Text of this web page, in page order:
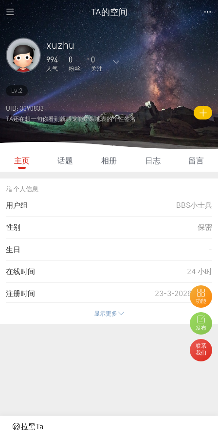
拉黑Ta
TA的空间
功能
发布
联系
我们
xuzhu
994
人气
0
粉丝
0
关注
7
主题
25
回复
0
日志
0
相册
0
好友
0 0
关注
0
说说
994
人气
140
积分
Lv.2
UID: 3090833
TA还在想一句你看到就感觉能炸裂地表的个性签名
主页 话题 相册 日志 留言
个人信息
用户组 BBS小士兵
保密
性别
-
生日
24 小时
在线时间
23-3-2026 10:44
注册时间
1-8-2026 09:09
1-8-2026 09:09
18-7-2026 08:59
显示更多